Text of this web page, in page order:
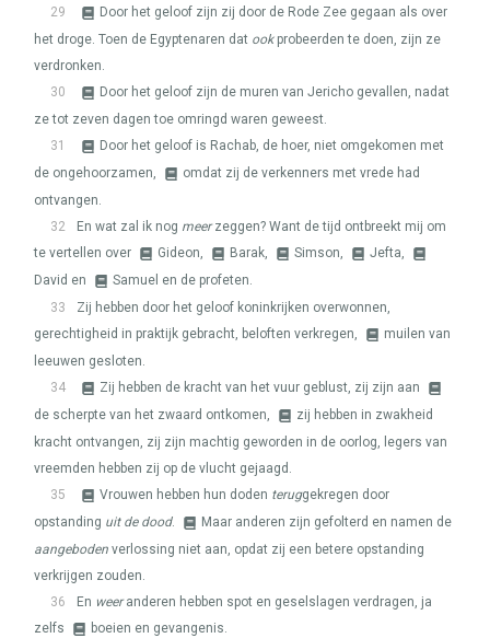
29
Door het geloof zijn zij door de Rode Zee gegaan als over
het droge. Toen de Egyptenaren dat ookprobeerden te doen, zijn ze
verdronken.
30
Door het geloof zijn de muren van Jericho gevallen, nadat
ze tot zeven dagen toe omringd waren geweest.
31
Door het geloof is Rachab, de hoer, niet omgekomen met
de ongehoorzamen,
omdat zij de verkenners met vrede had
ontvangen.
32
En wat zal ik nog meerzeggen? Want de tijd ontbreekt mij om
te vertellen over
Gideon, Barak, Simson,
Jefta,
David en
Samuel en de profeten.
33
Zij hebben door het geloof koninkrijken overwonnen,
gerechtigheid in praktijk gebracht, beloften verkregen,
muilen van
leeuwen gesloten.
34
Zij hebben de kracht van het vuur geblust, zij zijn aan
de scherpte van het zwaard ontkomen,
zij hebben in zwakheid
kracht ontvangen, zij zijn machtig geworden in de oorlog, legers van
vreemden hebben zij op de vlucht gejaagd.
35
Vrouwen hebben hun doden teruggekregen door
opstanding uit de dood.
Maar anderen zijn gefolterd en namen de
aangeboden verlossing niet aan, opdat zij een betere opstanding
verkrijgen zouden.
36
En weeranderen hebben spot en geselslagen verdragen, ja
zelfs
boeien en gevangenis.